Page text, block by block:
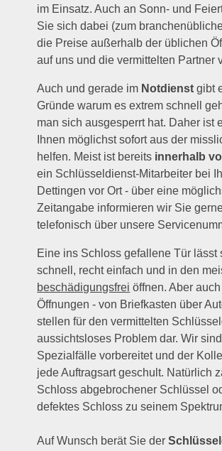
im Einsatz. Auch an Sonn- und
Sie sich dabei (zum
die Preise außerhalb der üblichen
auf uns und die vermittelten Partner
Auch und gerade im Notdienst gibt
Gründe warum es extrem schnell
man sich ausgesperrt hat. Daher ist
Ihnen möglichst sofort aus der
helfen. Meist ist bereits innerhalb
ein Schlüsseldienst-Mitarbeiter bei
Dettingen vor Ort - über eine
Zeitangabe informieren wir Sie
telefonisch über unsere
Eine ins Schloss gefallene Tür lässt
schnell, recht einfach und in den
beschädigungsfrei öffnen. Aber
Öffnungen - von Briefkasten über
stellen für den vermittelten
aussichtsloses Problem dar. Wir
Spezialfälle vorbereitet und der
jede Auftragsart geschult. Natürlich
Schloss abgebrochener Schlüssel
defektes Schloss zu seinem
Auf Wunsch berät Sie der